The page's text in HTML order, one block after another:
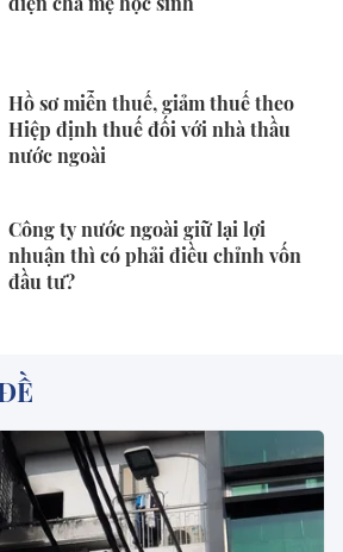
Hồ sơ miễn thuế, giảm thuế theo
Hiệp định thuế đối với nhà thầu
nước ngoài
Công ty nước ngoài giữ lại lợi
nhuận thì có phải điều chỉnh vốn
đầu tư?